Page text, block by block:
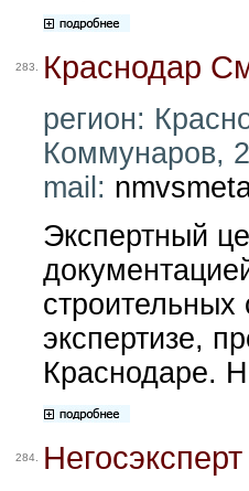
283. Краснодар
регион:
Коммунаров,
mail:
Экспертный
строительных
экспертизе,
Краснодаре.
284.